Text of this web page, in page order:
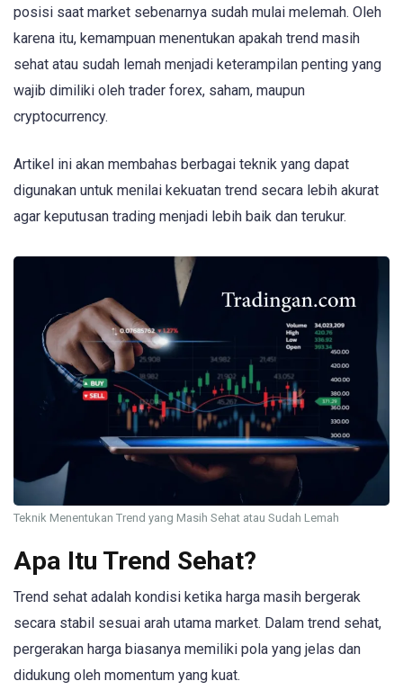
posisi saat market sebenarnya sudah mulai melemah. Oleh
karena itu, kemampuan menentukan apakah trend masih
sehat atau sudah lemah menjadi keterampilan penting yang
wajib dimiliki oleh trader forex, saham, maupun
cryptocurrency.
Artikel ini akan membahas berbagai teknik yang dapat
digunakan untuk menilai kekuatan trend secara lebih akurat
agar keputusan trading menjadi lebih baik dan terukur.
Teknik Menentukan Trend yang Masih Sehat atau Sudah Lemah
Apa Itu Trend Sehat?
Trend sehat adalah kondisi ketika harga masih bergerak
secara stabil sesuai arah utama market. Dalam trend sehat,
pergerakan harga biasanya memiliki pola yang jelas dan
didukung oleh momentum yang kuat.